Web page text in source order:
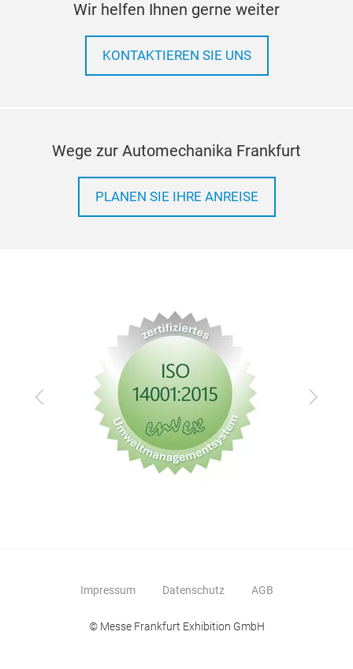
Wir helfen Ihnen gerne weiter
KONTAKTIEREN SIE UNS
Wege zur Automechanika Frankfurt
PLANEN SIE IHRE ANREISE
Zurück Vor
Impressum Datenschutz AGB
© Messe Frankfurt Exhibition GmbH